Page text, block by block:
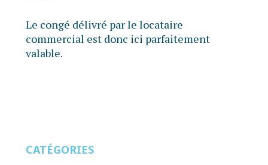
Le congé délivré par le locataire
commercial est donc ici parfaitement
valable.
CATÉGORIES